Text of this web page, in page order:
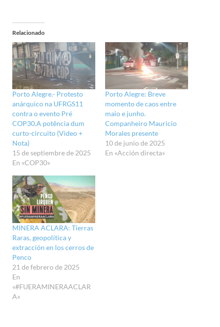
Relacionado
Porto Alegre.- Protesto
anárquico na UFRGS11
contra o evento Pré
COP30.A potência dum
curto-circuito (Video +
Nota)
15 de septiembre de 2025
En «COP30»
Porto Alegre: Breve
momento de caos entre
maio e junho.
Companheiro Mauricio
Morales presente
10 de junio de 2025
En «Acción directa»
MINERA ACLARA: Tierras
Raras, geopolítica y
extracción en los cerros de
Penco
21 de febrero de 2025
En
«#FUERAMINERAACLAR
A»